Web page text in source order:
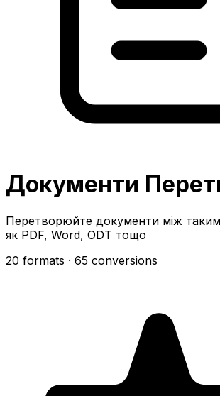
Документи
Перетворюйте документи між
як PDF, Word, ODT тощо
20 formats · 65 conversions